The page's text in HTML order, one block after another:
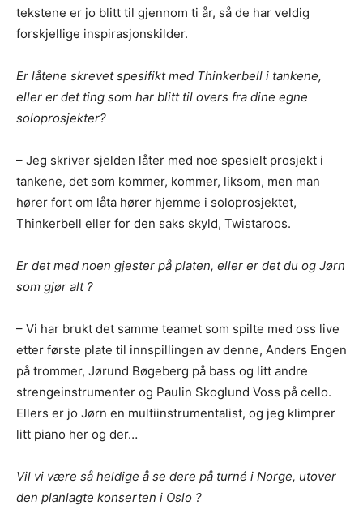
Ønsker du omtale på Dust of Daylight?
Les bloggen.Passer din musikk inn blant platene vi skriver
sjekk om din musikk ligger i noen av kategoriene vi fokuserer
på. På den måten slipper både du og vi å kaste bort tid.
Musikken din passer inn. Kult! Send oss en epost på
tekstene er jo blitt til gjennom ti år, så de har veldig
forskjellige inspirasjonskilder.
Er låtene skrevet spesifikt med Thinkerbell i tankene,
eller er det ting som har blitt til overs fra dine egne
soloprosjekter?
– Jeg skriver sjelden låter med noe spesielt prosjekt i
tankene, det som kommer, kommer, liksom, men man
hører fort om låta hører hjemme i soloprosjektet,
Thinkerbell eller for den saks skyld, Twistaroos.
Er det med noen gjester på platen, eller er det du og Jørn
som gjør alt ?
– Vi har brukt det samme teamet som spilte med oss live
etter første plate til innspillingen av denne, Anders Engen
på trommer, Jørund Bøgeberg på bass og litt andre
strengeinstrumenter og Paulin Skoglund Voss på cello.
Ellers er jo Jørn en multiinstrumentalist, og jeg klimprer
litt piano her og der…
Vil vi være så heldige å se dere på turné i Norge, utover
den planlagte konserten i Oslo ?